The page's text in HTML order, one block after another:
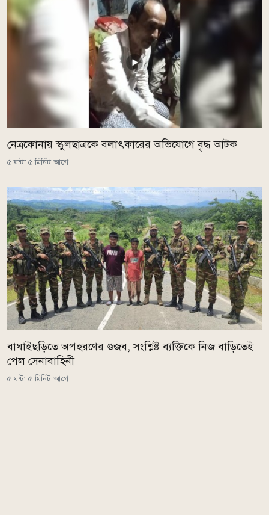
নেত্রকোনায় স্কুলছাত্রকে বলাৎকারের অভিযোগে বৃদ্ধ আটক
৫ ঘন্টা ৫ মিনিট আগে
বাঘাইছড়িতে অপহরণের গুজব, সংশ্লিষ্ট ব্যক্তিকে নিজ বাড়িতেই
পেল সেনাবাহিনী
৫ ঘন্টা ৫ মিনিট আগে